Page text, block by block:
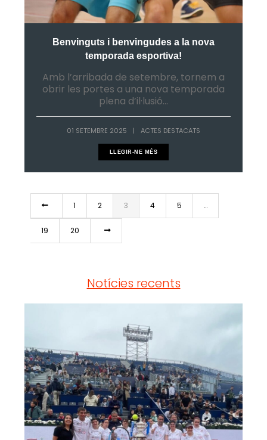
Benvinguts i benvingudes a la nova
temporada esportiva!
Amb l’arribada de setembre, tornem a
obrir les portes a una nova temporada
plena d’il·lusió...
01 SETEMBRE 2025 | ACTES DESTACATS
LLEGIR-NE MÉS
1 2 3 4 5 …
19 20
Notícies recents